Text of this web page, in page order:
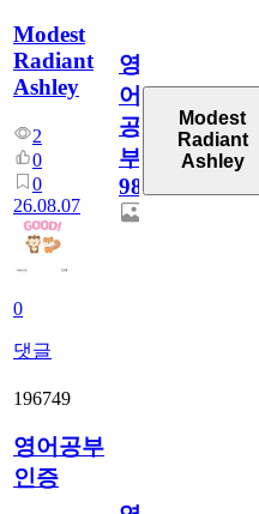
Modest
Radiant
Ashley
2
0
0
26.08.07
0
댓글
영
어
공
부
98
Modest
Radiant
Ashley
196749
영어공부
인증